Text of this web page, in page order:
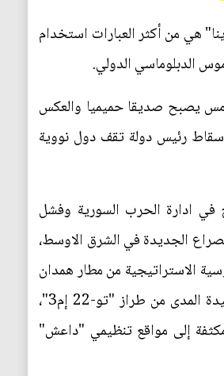
هي من أكثر العبارات استخدام
الدبلوماسي الدولي.
يصبح صديقا حميميا والعكس
رئيس دولة تقف دول نووية
في ادارة الحرب السورية وفشل
الجديدة في الشرق الاوسط،
الاستراتيجية من مطار همدان
الايراني لضرب الجماعات المسلحة في سوريا. حيث قال بيان لوزارة الدفاع الروسية ان "طائرات قاذفة بعيدة المدى من طراز "تو-22 إم3"،
ضربات مكثفة إلى مواقع تنظيمي "داعش"